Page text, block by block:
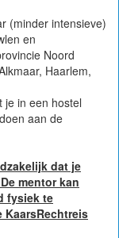
(minder intensieve)
en
Noord
Haarlem,
je in een hostel
aan de
dat je
mentor kan
fysiek te
KaarsRechtreis